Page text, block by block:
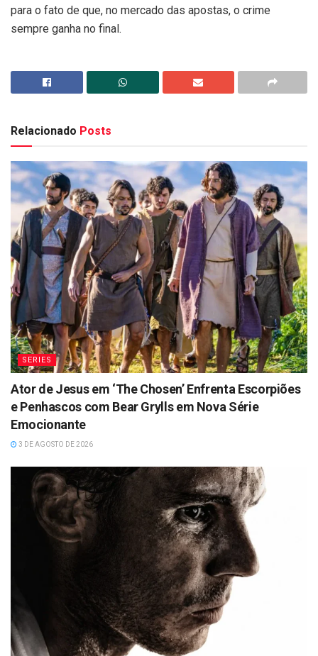
para o fato de que, no mercado das apostas, o crime
sempre ganha no final.
Relacionado Posts
SERIES
Ator de Jesus em ‘The Chosen’ Enfrenta Escorpiões
e Penhascos com Bear Grylls em Nova Série
Emocionante
3 DE AGOSTO DE 2026